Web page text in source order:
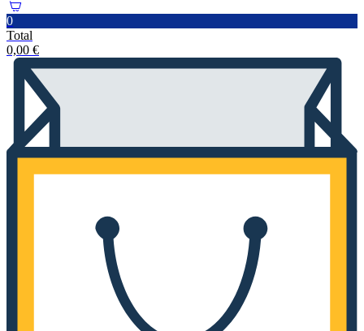
0
Total
0,00 €